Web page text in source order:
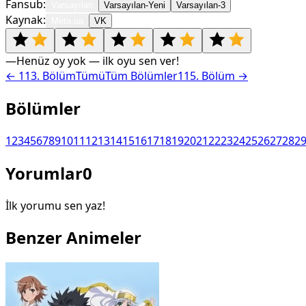
Fansub: Varsayılan-Yeni Varsayılan-3
Kaynak: VK
—Henüz oy yok — ilk oyu sen ver!
← 113. BölümTümüTüm Bölümler115. Bölüm →
Bölümler
1234567891011121314151617181920212223242526272829
Yorumlar0
İlk yorumu sen yaz!
Benzer Animeler